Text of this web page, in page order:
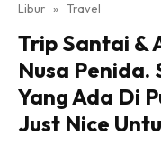
Libur » Travel
Trip Santai &
Nusa Penida.
Yang Ada Di
Just Nice